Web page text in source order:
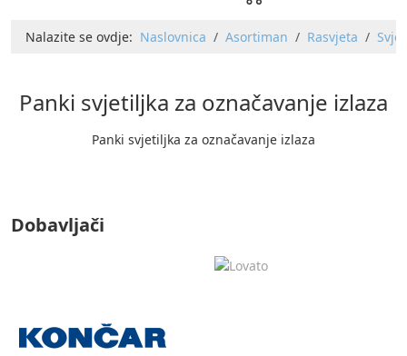
Nalazite se ovdje: Naslovnica Asortiman Rasvjeta
Panki svjetiljka za označavanje izlaza
Panki svjetiljka za označavanje izlaza
Dobavljači